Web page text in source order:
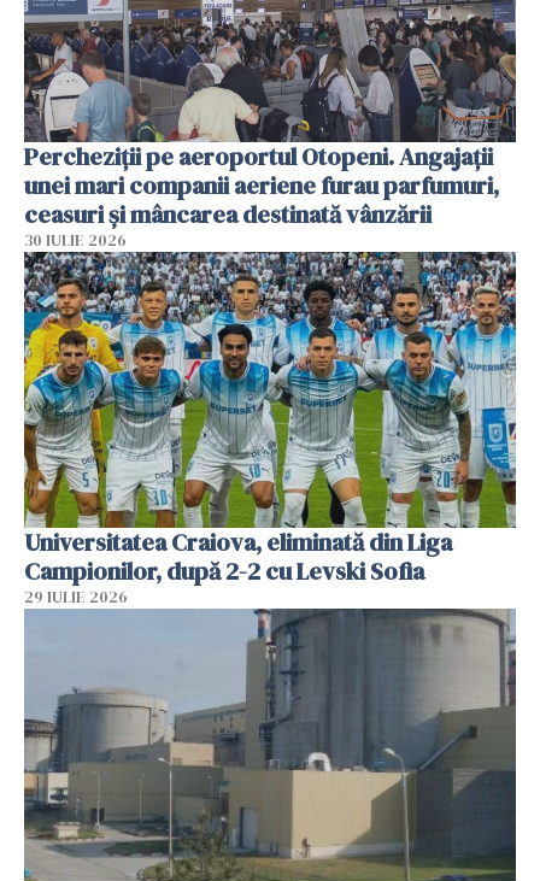
Percheziții pe aeroportul Otopeni. Angajații
unei mari companii aeriene furau parfumuri,
ceasuri și mâncarea destinată vânzării
30 IULIE 2026
Universitatea Craiova, eliminată din Liga
Campionilor, după 2-2 cu Levski Sofia
29 IULIE 2026